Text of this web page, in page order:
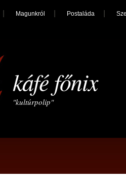
Magunkról Postaláda
káfé főnix
"kultúrpolip"